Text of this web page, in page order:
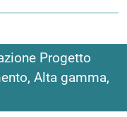
Progetto
Alta gamma,